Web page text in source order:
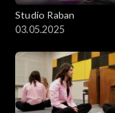
Studio Raban
03.05.2025